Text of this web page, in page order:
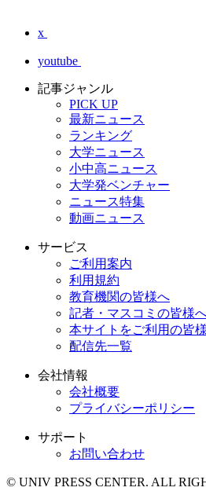
x
youtube
記事ジャンル
PICK UP
最新ニュース
ランキング
大学ニュース
小中高ニュース
大学発ベンチャー
ニュース特集
動画ニュース
サービス
ご利用案内
利用規約
教育機関の皆様へ
記者・マスコミの皆様
本サイトをご利用の皆
配信先一覧
会社情報
会社概要
プライバシーポリシー
サポート
お問い合わせ
© UNIV PRESS CENTER. ALL